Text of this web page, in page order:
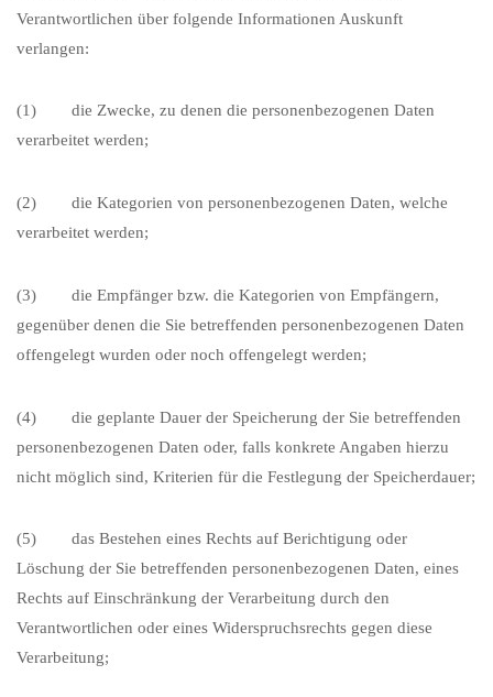
Verantwortlichen über folgende Informationen Auskunft
verlangen:
(1) die Zwecke, zu denen die personenbezogenen Daten
verarbeitet werden;
(2) die Kategorien von personenbezogenen Daten, welche
verarbeitet werden;
(3) die Empfänger bzw. die Kategorien von Empfängern,
gegenüber denen die Sie betreffenden personenbezogenen Daten
offengelegt wurden oder noch offengelegt werden;
(4) die geplante Dauer der Speicherung der Sie betreffenden
personenbezogenen Daten oder, falls konkrete Angaben hierzu
nicht möglich sind, Kriterien für die Festlegung der Speicherdauer;
(5) das Bestehen eines Rechts auf Berichtigung oder
Löschung der Sie betreffenden personenbezogenen Daten, eines
Rechts auf Einschränkung der Verarbeitung durch den
Verantwortlichen oder eines Widerspruchsrechts gegen diese
Verarbeitung;